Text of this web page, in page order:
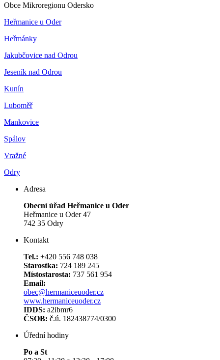
Obce Mikroregionu Odersko
Heřmanice u Oder
Heřmánky
Jakubčovice nad Odrou
Jeseník nad Odrou
Kunín
Luboměř
Mankovice
Spálov
Vražné
Odry
Adresa
Obecní úřad Heřmanice u Oder
Heřmanice u Oder 47
742 35 Odry
Kontakt
Tel.: +420 556 748 038
Starostka: 724 189 245
Místostarosta: 737 561 954
Email:
obec@hermaniceuoder.cz
www.hermaniceuoder.cz
IDDS: a2ibmr6
ČSOB: č.ú. 182438774/0300
Úřední hodiny
Po a St